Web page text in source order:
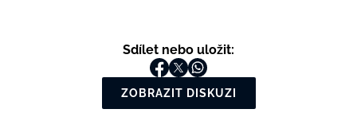
Sdílet nebo uložit:
ZOBRAZIT DISKUZI